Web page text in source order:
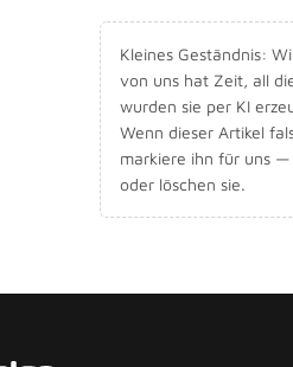
Kleines Geständnis:
von uns hat Zeit, all
wurden sie per KI
Wenn dieser Artikel
markiere ihn für uns
oder löschen sie.